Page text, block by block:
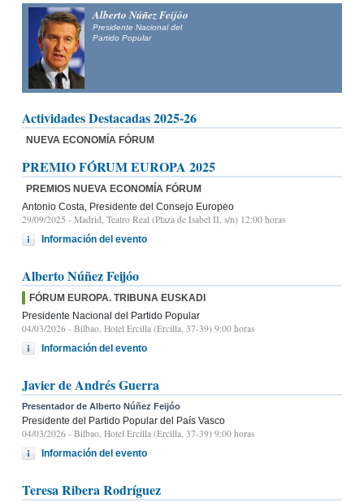
Alberto Núñez Feijóo
Presidente Nacional del
Partido Popular
Actividades Destacadas 2025-26
NUEVA ECONOMÍA FÓRUM
PREMIO FÓRUM EUROPA 2025
PREMIOS NUEVA ECONOMÍA FÓRUM
Antonio Costa, Presidente del Consejo Europeo
29/09/2025 - Madrid, Teatro Real (Plaza de Isabel II, s/n) 12:00 horas
Información del evento
Alberto Núñez Feijóo
FÓRUM EUROPA. TRIBUNA EUSKADI
Presidente Nacional del Partido Popular
04/03/2026 - Bilbao, Hotel Ercilla (Ercilla, 37-39) 9:00 horas
Información del evento
Javier de Andrés Guerra
Presentador de Alberto Núñez Feijóo
Presidente del Partido Popular del País Vasco
04/03/2026 - Bilbao, Hotel Ercilla (Ercilla, 37-39) 9:00 horas
Información del evento
Teresa Ribera Rodríguez